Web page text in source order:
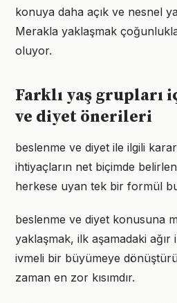
konuya daha açık ve nesnel
Merakla yaklaşmak
oluyor.
Farklı yaş grupları
ve diyet önerileri
beslenme ve diyet ile ilgili
ihtiyaçların net biçimde
herkese uyan tek bir formül
beslenme ve diyet konusuna
yaklaşmak, ilk aşamadaki ağır
ivmeli bir büyümeye
zaman en zor kısımdır.